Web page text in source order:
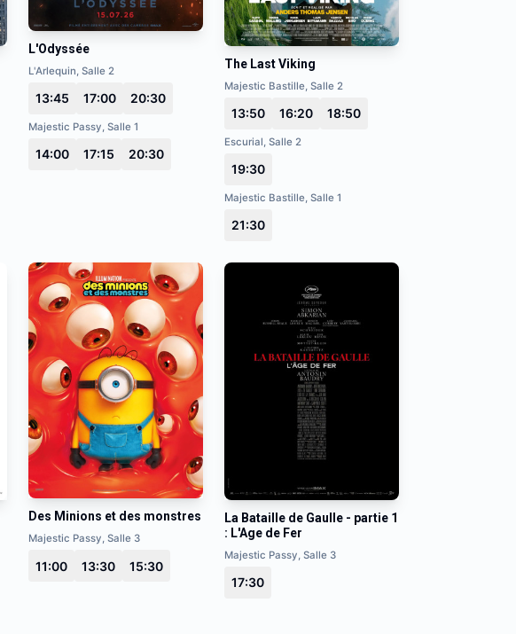
L'Odyssée
L'Arlequin, Salle 2
13:45 17:00 20:30
Majestic Passy, Salle 1
14:00 17:15 20:30
The Last Viking
Majestic Bastille, Salle 2
13:50 16:20 18:50
Escurial, Salle 2
19:30
Majestic Bastille, Salle 1
21:30
Des Minions et des monstres
Majestic Passy, Salle 3
11:00 13:30 15:30
La Bataille de Gaulle - partie 1
: L'Age de Fer
Majestic Passy, Salle 3
17:30